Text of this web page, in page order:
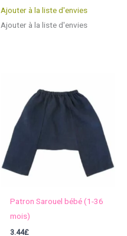
Ajouter à la liste d'envies
Ajouter à la liste d'envies
Patron Sarouel bébé (1-36
mois)
3.44£